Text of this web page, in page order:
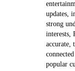
updates,
strong
interests,
accurate,
popular